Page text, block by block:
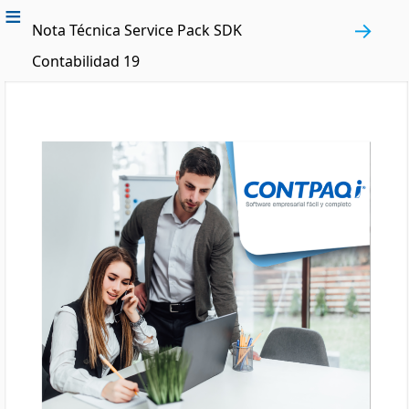
Nota Técnica Service Pack SDK
Contabilidad 19